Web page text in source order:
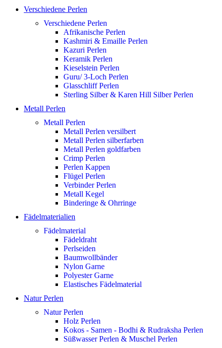
Verschiedene Perlen
Verschiedene Perlen
Afrikanische Perlen
Kashmiri & Emaille Perlen
Kazuri Perlen
Keramik Perlen
Kieselstein Perlen
Guru/ 3-Loch Perlen
Glasschliff Perlen
Sterling Silber & Karen Hill Silber Perlen
Metall Perlen
Metall Perlen
Metall Perlen versilbert
Metall Perlen silberfarben
Metall Perlen goldfarben
Crimp Perlen
Perlen Kappen
Flügel Perlen
Verbinder Perlen
Metall Kegel
Binderinge & Ohrringe
Fädelmaterialien
Fädelmaterial
Fädeldraht
Perlseiden
Baumwollbänder
Nylon Garne
Polyester Garne
Elastisches Fädelmaterial
Natur Perlen
Natur Perlen
Holz Perlen
Kokos - Samen - Bodhi & Rudraksha Perlen
Süßwasser Perlen & Muschel Perlen